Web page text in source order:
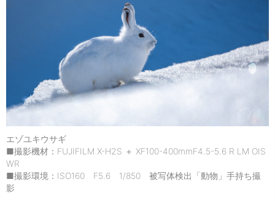
エゾユキウサギ
■撮影機材：FUJIFILM X-H2S ＋ XF100-400mmF4.5-5.6 R LM OIS
WR
■撮影環境：ISO160 F5.6 1/850 被写体検出「動物」手持ち撮
影